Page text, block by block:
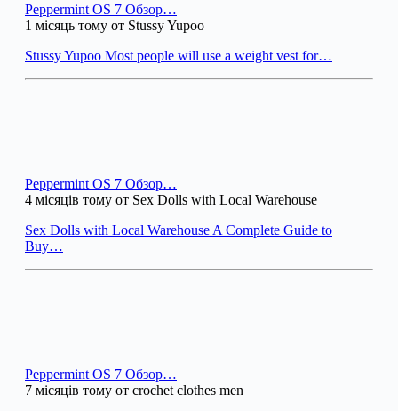
Peppermint OS 7 Обзор…
1 місяць тому от Stussy Yupoo
Stussy Yupoo Most people will use a weight vest for…
Peppermint OS 7 Обзор…
4 місяців тому от Sex Dolls with Local Warehouse
Sex Dolls with Local Warehouse A Complete Guide to
Buy…
Peppermint OS 7 Обзор…
7 місяців тому от crochet clothes men